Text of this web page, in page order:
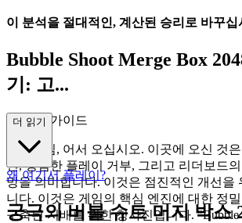
이 분석을 절대적인, 계산된 승리로 바꾸십
Bubble Shoot Merge Box
기: 고...
급 전략 가이드
분석가님, 어서 오십시오. 이곳에 오신 것
신, 평범한 플레이 거부, 그리고 리더보드
망을 의미합니다. 이것은 점진적인 개선을
니다. 이것은 게임의 핵심 엔진에 대한 정
구축된 지배를 위한 청사진입니다. "Bubble
더 읽기
왜 여기서 플레이?
궁극의 버블 슈트 머지 박스